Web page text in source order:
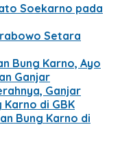
Soekarno pada
Setara
Bung Karno, Ayo
Ganjar
Ganjar
di GBK
Bung Karno di